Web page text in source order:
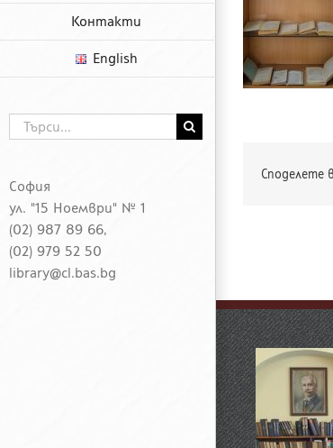
Контакти
English
София
ул. "15 Ноември" № 1
(02) 987 89 66,
(02) 979 52 50
library@cl.bas.bg
Търсене
...
Споделете